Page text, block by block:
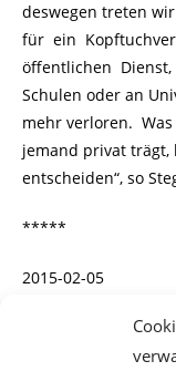
deswegen treten
für ein
öffentlichen
Schulen oder an
mehr verloren. Was
jemand privat
entscheiden“, so
*****
2015-02-05
5. Februar 2015